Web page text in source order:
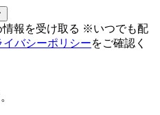
情報を受け取る ※いつでも配
イバシーポリシーをご確認く